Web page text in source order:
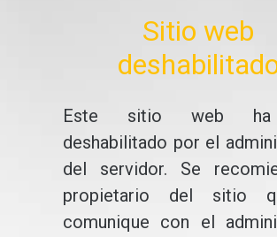
Sitio web
Este sitio web
deshabilitado por el
del servidor. Se
propietario del sitio
comunique con el